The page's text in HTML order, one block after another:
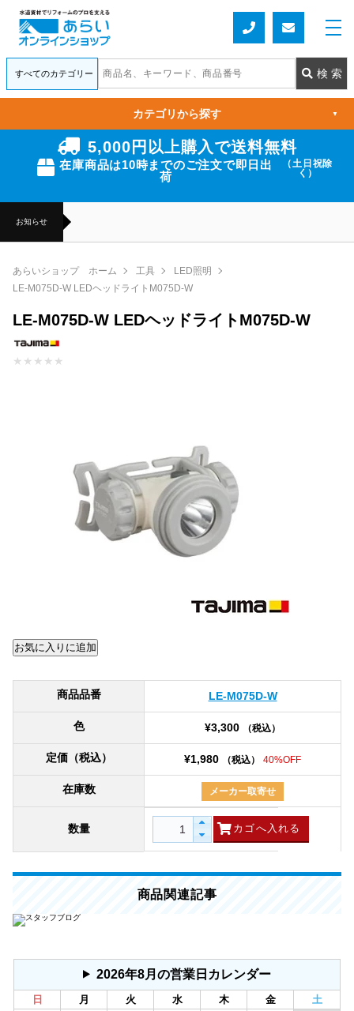
5,000円以上購入で送料無料
在庫商品は10時までのご注文で即日出
荷
（土日祝除
く）
お知らせ
カテゴリから探す ▼
あらいショップ ホーム 工具
LED照明
LE-M075D-W LEDヘッドライトM075D-W
LE-M075D-W LEDヘッドライトM075D-W
★ ★ ★ ★ ★
商品品番 LE-M075D-W
色 ¥3,300 （税込）
定価（税込） ¥1,980 （税込） 40%OFF
在庫数 メーカー取寄せ
数量
商品関連記事
2026年8月の営業日カレンダー
日 月 火 水 木 金
土